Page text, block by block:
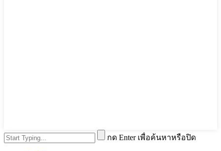
กด Enter เพื่อค้นหาหรือปิด